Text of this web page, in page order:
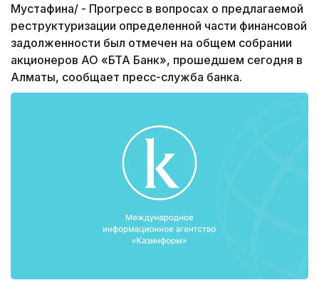
Мустафина/ - Прогресс в вопросах о предлагаемой
реструктуризации определенной части финансовой
задолженности был отмечен на общем собрании
акционеров АО «БТА Банк», прошедшем сегодня в
Алматы, сообщает пресс-служба банка.